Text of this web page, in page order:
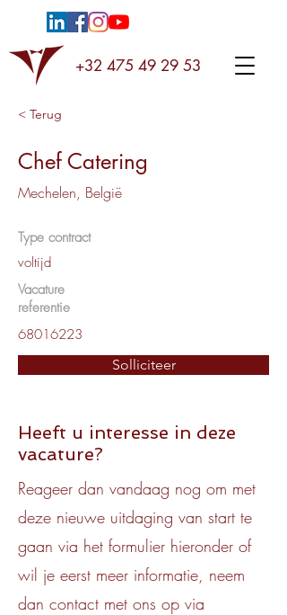
+32 475 49 29 53
< Terug
Chef Catering
Mechelen, België
Type contract
voltijd
Vacature
referentie
68016223
Solliciteer
Heeft u interesse in deze
vacature?
Reageer dan vandaag nog om met
deze nieuwe uitdaging van start te
gaan via het formulier hieronder of
wil je eerst meer informatie, neem
dan contact met ons op via